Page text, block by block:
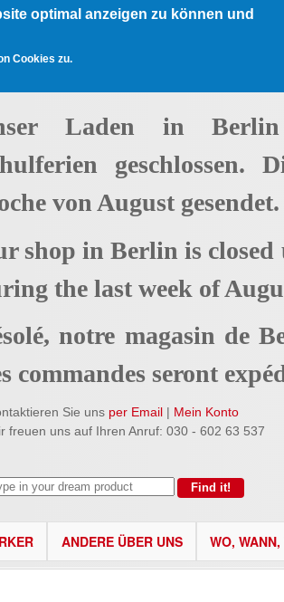
optimal anzeigen zu können und
Cookies zu.
Laden in
geschlossen.
von August gesendet.
shop in Berlin is
the last week of
notre magasin de
commandes seront
Sie uns per Email | Mein Konto
freuen uns auf Ihren Anruf: 030 - 602 63 537
ANDERE ÜBER UNS WO, WANN,